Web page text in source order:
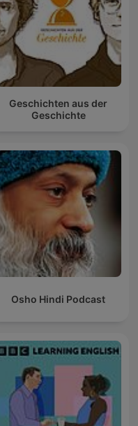
Geschichten aus der
Geschichte
Osho Hindi Podcast